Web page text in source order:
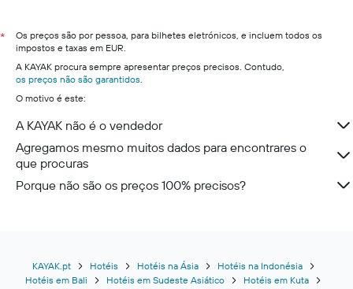
*
Os preços são por pessoa, para bilhetes eletrónicos, e incluem todos os
impostos e taxas em EUR.
A KAYAK procura sempre apresentar preços precisos. Contudo,
os preços não são garantidos.
O motivo é este:
A KAYAK não é o vendedor
Agregamos mesmo muitos dados para encontrares o
que procuras
Porque não são os preços 100% precisos?
KAYAK.pt Hotéis Hotéis na Ásia
Hotéis na Indonésia
Hotéis em Bali
Hotéis em Sudeste Asiático
Hotéis em Kuta